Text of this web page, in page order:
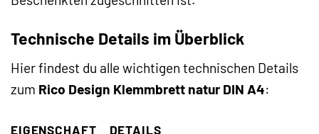
Technische Details im Überblick
Hier findest du alle wichtigen technischen Details
zum Rico Design Klemmbrett natur DIN A4:
EIGENSCHAFT
DETAILS